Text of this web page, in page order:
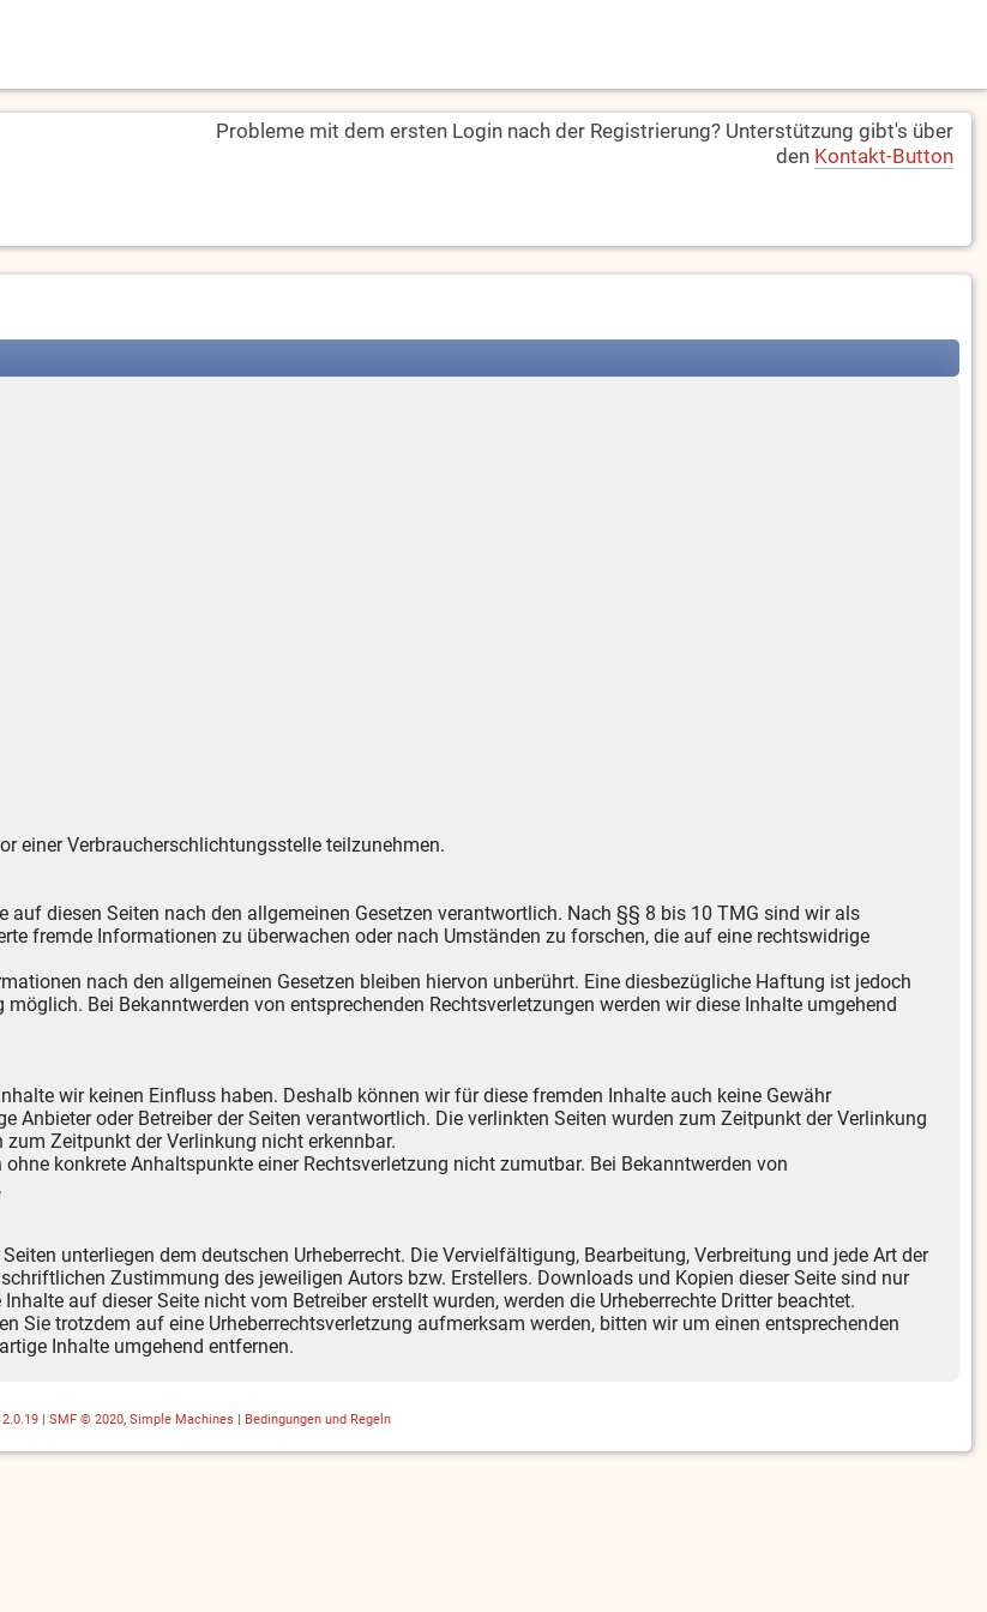
Probleme mit dem ersten Login nach der Registrierung? Unterstützung gibt's über
den Kontakt-Button
einer Verbraucherschlichtungsstelle teilzunehmen.
diesen Seiten nach den allgemeinen Gesetzen verantwortlich. Nach §§ 8 bis 10 TMG sind wir als
fremde Informationen zu überwachen oder nach Umständen zu forschen, die auf eine rechtswidrige
nach den allgemeinen Gesetzen bleiben hiervon unberührt. Eine diesbezügliche Haftung ist jedoch
Bei Bekanntwerden von entsprechenden Rechtsverletzungen werden wir diese Inhalte umgehend
wir keinen Einfluss haben. Deshalb können wir für diese fremden Inhalte auch keine Gewähr
Anbieter oder Betreiber der Seiten verantwortlich. Die verlinkten Seiten wurden zum Zeitpunkt der Verlinkung
Zeitpunkt der Verlinkung nicht erkennbar.
konkrete Anhaltspunkte einer Rechtsverletzung nicht zumutbar. Bei Bekanntwerden von
unterliegen dem deutschen Urheberrecht. Die Vervielfältigung, Bearbeitung, Verbreitung und jede Art der
Zustimmung des jeweiligen Autors bzw. Erstellers. Downloads und Kopien dieser Seite sind nur
auf dieser Seite nicht vom Betreiber erstellt wurden, werden die Urheberrechte Dritter beachtet.
Sie trotzdem auf eine Urheberrechtsverletzung aufmerksam werden, bitten wir um einen entsprechenden
Inhalte umgehend entfernen.
| SMF © 2020, Simple Machines | Bedingungen und Regeln